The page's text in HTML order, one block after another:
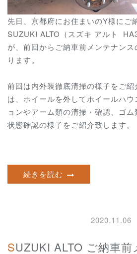
先日、京都府にお住まいのY様にご
SUZUKI ALTO（スズキ アルト
が、前回からご納車前メンテナン
ります。
前回は内外装徹底清掃の様子をご
は、ホイールを外してホイールハ
ョンやアーム類の清掃・確認、ゴ
状態確認の様子をご紹介致します。
続きを読む
2020.11.06
SUZUKI ALTO ご納車前メンテナンス